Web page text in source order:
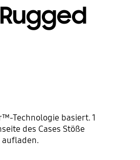
Technologie basiert. 1
des Cases Stöße